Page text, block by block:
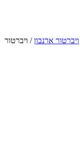
ויברטור ארנבון/ ויברטור